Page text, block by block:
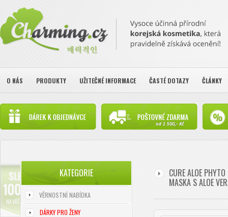
O NÁS PRODUKTY UŽITEČNÉ INFORMACE ČASTÉ DOTAZY ČLÁNKY
KATEGORIE
VĚRNOSTNÍ NABÍDKA
DÁRKY PRO ŽENY
CURE ALOE
MASKA S ALOE